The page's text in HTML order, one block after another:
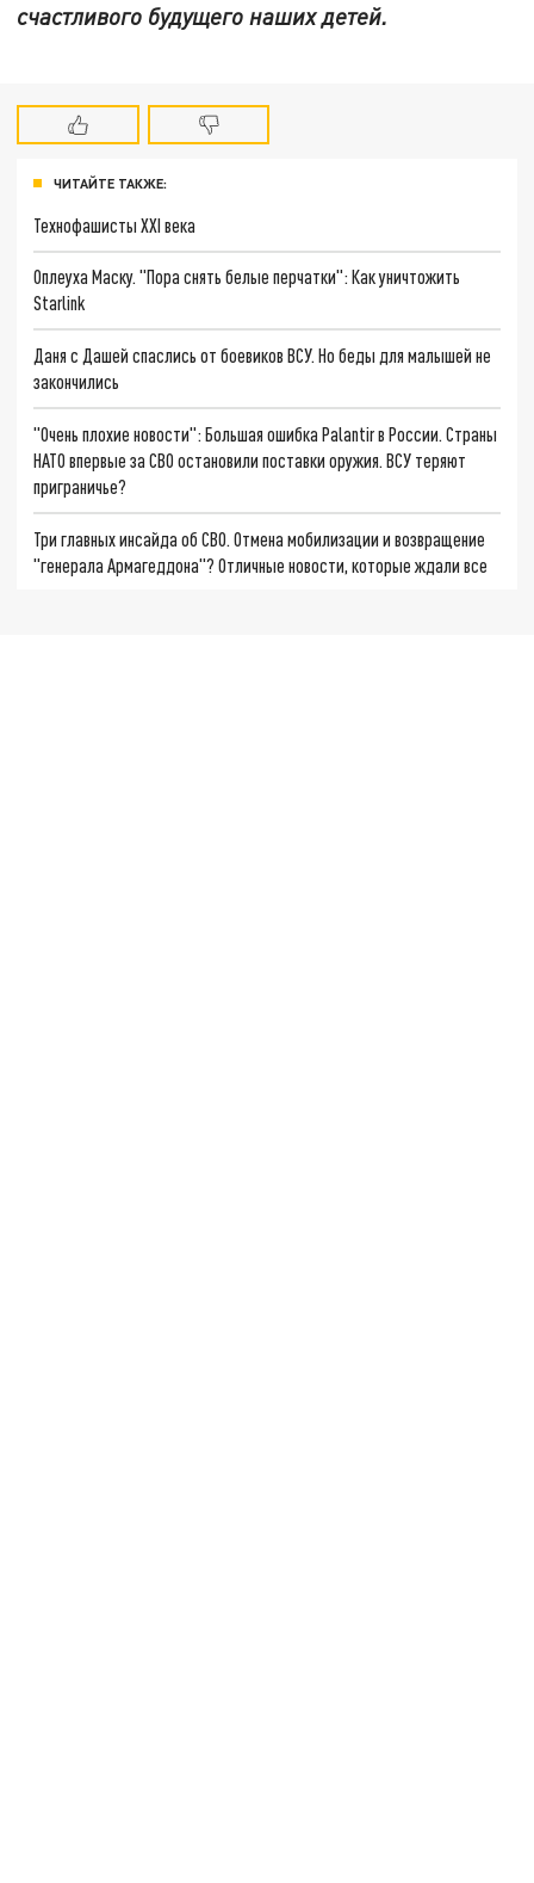
счастливого будущего наших детей.
ЧИТАЙТЕ ТАКЖЕ:
Технофашисты XXI века
Оплеуха Маску. "Пора снять белые перчатки": Как уничтожить
Starlink
Даня с Дашей спаслись от боевиков ВСУ. Но беды для малышей не
закончились
"Очень плохие новости": Большая ошибка Palantir в России. Страны
НАТО впервые за СВО остановили поставки оружия. ВСУ теряют
приграничье?
Три главных инсайда об СВО. Отмена мобилизации и возвращение
"генерала Армагеддона"? Отличные новости, которые ждали все